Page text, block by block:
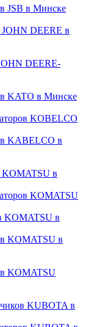
JSB в Минске
JOHN DEERE в
DEERE-
KATO в Минске
KOBELCO
KABELCO в
KOMATSU в
KOMATSU
KOMATSU в
KOMATSU в
KOMATSU
KUBOTA в